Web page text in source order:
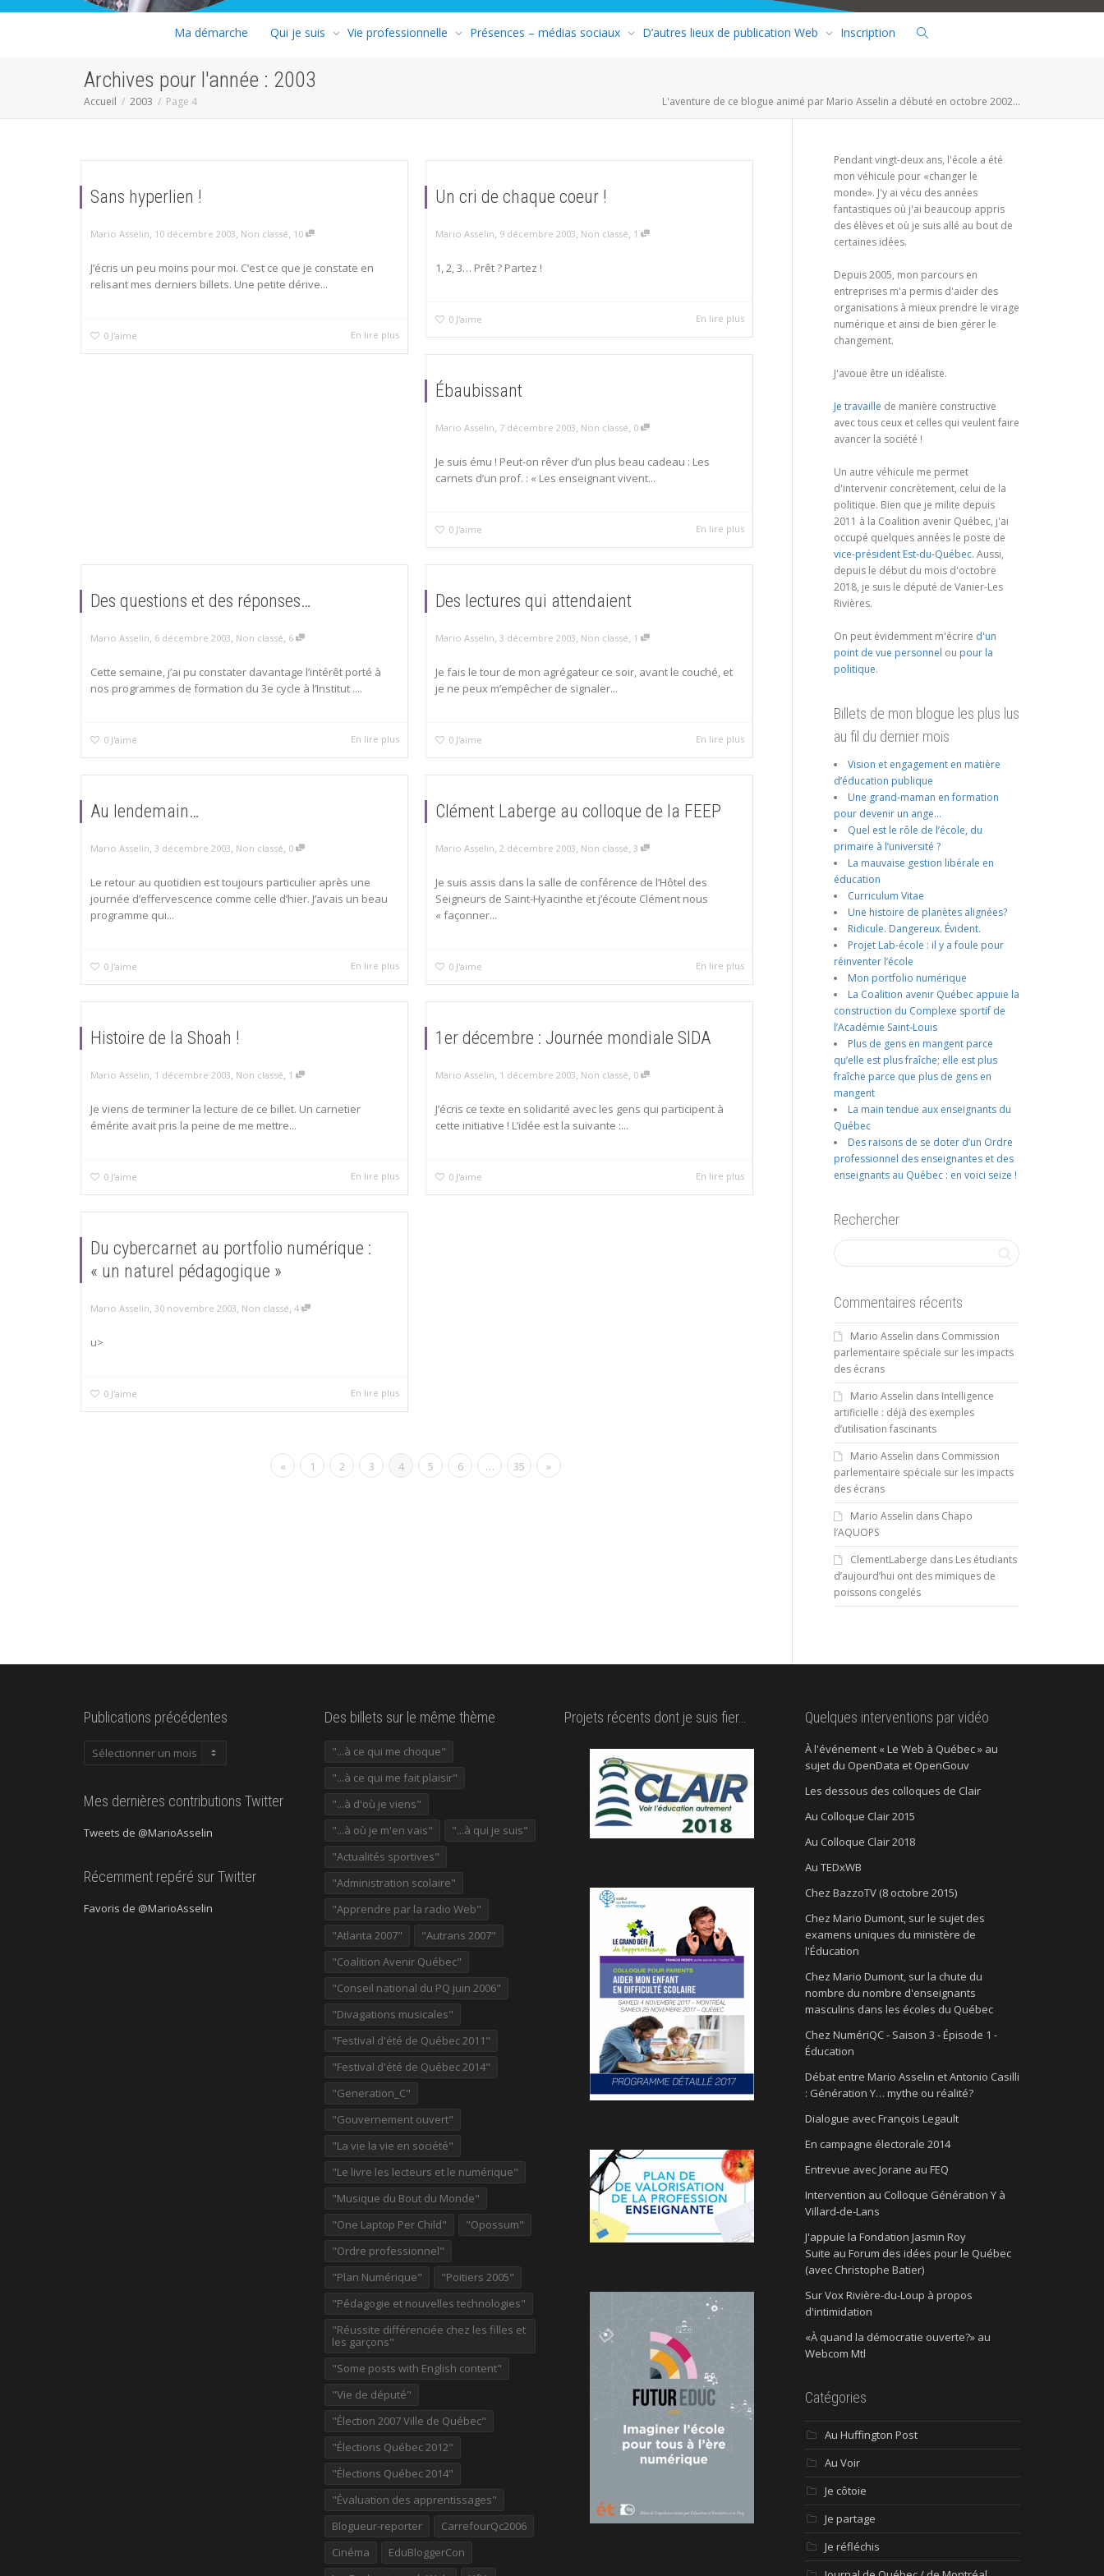
Ma démarche Qui je suis Vie professionnelle Présences – médias sociaux D’autres lieux de publication Web Inscription
Archives pour l'année : 2003
Accueil 2003 Page 4 L'aventure de ce blogue animé par Mario Asselin a débuté en octobre 2002...
Sans hyperlien !
Mario Asselin, 10 décembre 2003, Non classé, 10
J’écris un peu moins pour moi. C’est ce que je constate en
relisant mes derniers billets. Une petite dérive...
0 J'aime En lire plus
Un cri de chaque coeur !
Mario Asselin, 9 décembre 2003, Non classé, 1
1, 2, 3… Prêt ? Partez !
0 J'aime En lire plus
Ébaubissant
Mario Asselin, 7 décembre 2003, Non classé, 0
Je suis ému ! Peut-on rêver d’un plus beau cadeau : Les
carnets d’un prof. : « Les enseignant vivent...
0 J'aime En lire plus
Des questions et des réponses…
Mario Asselin, 6 décembre 2003, Non classé, 6
Cette semaine, j’ai pu constater davantage l’intérêt porté à
nos programmes de formation du 3e cycle à l’Institut ....
0 J'aime En lire plus
Des lectures qui attendaient
Mario Asselin, 3 décembre 2003, Non classé, 1
Je fais le tour de mon agrégateur ce soir, avant le couché, et
je ne peux m’empêcher de signaler...
0 J'aime En lire plus
Au lendemain…
Mario Asselin, 3 décembre 2003, Non classé, 0
Le retour au quotidien est toujours particulier après une
journée d’effervescence comme celle d’hier. J’avais un beau
programme qui...
0 J'aime En lire plus
Clément Laberge au colloque de la FEEP
Mario Asselin, 2 décembre 2003, Non classé, 3
Je suis assis dans la salle de conférence de l’Hôtel des
Seigneurs de Saint-Hyacinthe et j’écoute Clément nous
« façonner...
0 J'aime En lire plus
Histoire de la Shoah !
Mario Asselin, 1 décembre 2003, Non classé, 1
Je viens de terminer la lecture de ce billet. Un carnetier
émérite avait pris la peine de me mettre...
0 J'aime En lire plus
1er décembre : Journée mondiale SIDA
Mario Asselin, 1 décembre 2003, Non classé, 0
J’écris ce texte en solidarité avec les gens qui participent à
cette initiative ! L’idée est la suivante :...
0 J'aime En lire plus
Du cybercarnet au portfolio numérique :
« un naturel pédagogique »
Mario Asselin, 30 novembre 2003, Non classé, 4
u>
0 J'aime En lire plus
« 1 2 3 4 5 6 … 35 »
Pendant vingt-deux ans, l'école a été
mon véhicule pour «changer le
monde». J'y ai vécu des années
fantastiques où j'ai beaucoup appris
des élèves et où je suis allé au bout de
certaines idées.
Depuis 2005, mon parcours en
entreprises m'a permis d'aider des
organisations à mieux prendre le virage
numérique et ainsi de bien gérer le
changement.
J'avoue être un idéaliste.
Je travaille de manière constructive
avec tous ceux et celles qui veulent faire
avancer la société !
Un autre véhicule me permet
d'intervenir concrètement, celui de la
politique. Bien que je milite depuis
2011 à la Coalition avenir Québec, j'ai
occupé quelques années le poste de
vice-président Est-du-Québec. Aussi,
depuis le début du mois d'octobre
2018, je suis le député de Vanier-Les
Rivières.
On peut évidemment m'écrire d'un
point de vue personnel ou pour la
politique.
Billets de mon blogue les plus lus
au fil du dernier mois
Vision et engagement en matière
d’éducation publique
Une grand-maman en formation
pour devenir un ange…
Quel est le rôle de l’école, du
primaire à l’université ?
La mauvaise gestion libérale en
éducation
Curriculum Vitae
Une histoire de planètes alignées?
Ridicule. Dangereux. Évident.
Projet Lab-école : il y a foule pour
réinventer l’école
Mon portfolio numérique
La Coalition avenir Québec appuie la
construction du Complexe sportif de
l’Académie Saint-Louis
Plus de gens en mangent parce
qu’elle est plus fraîche; elle est plus
fraîche parce que plus de gens en
mangent
La main tendue aux enseignants du
Québec
Des raisons de se doter d’un Ordre
professionnel des enseignantes et des
enseignants au Québec : en voici seize !
Rechercher
Commentaires récents
Mario Asselin dans Commission
parlementaire spéciale sur les impacts
des écrans
Mario Asselin dans Intelligence
artificielle : déjà des exemples
d’utilisation fascinants
Mario Asselin dans Commission
parlementaire spéciale sur les impacts
des écrans
Mario Asselin dans Chapo
l’AQUOPS
ClementLaberge dans Les étudiants
d’aujourd’hui ont des mimiques de
poissons congelés
Publications précédentes
Publications
Mes dernières contributions Twitter
Tweets de @MarioAsselin
Récemment repéré sur Twitter
Favoris de @MarioAsselin
Des billets sur le même thème
"...à ce qui me choque"
"...à ce qui me fait plaisir"
"...à d'où je viens"
"...à où je m'en vais"
"...à qui je suis"
"Actualités sportives"
"Administration scolaire"
"Apprendre par la radio Web"
"Atlanta 2007"
"Autrans 2007"
"Coalition Avenir Québec"
"Conseil national du PQ juin 2006"
"Divagations musicales"
"Festival d'été de Québec 2011"
"Festival d'été de Québec 2014"
"Generation_C"
"Gouvernement ouvert"
"La vie la vie en société"
"Le livre les lecteurs et le numérique"
"Musique du Bout du Monde"
"One Laptop Per Child"
"Opossum"
"Ordre professionnel"
"Plan Numérique"
"Poitiers 2005"
"Pédagogie et nouvelles technologies"
"Réussite différenciée chez les filles et
les garçons"
"Some posts with English content"
"Vie de député"
"Élection 2007 Ville de Québec"
"Élections Québec 2012"
"Élections Québec 2014"
"Évaluation des apprentissages"
Blogueur-reporter
CarrefourQc2006
Cinéma
EduBloggerCon
Projets récents dont je suis fier… Quelques interventions par vidéo
À l'événement « Le Web à Québec » au
sujet du OpenData et OpenGouv
Les dessous des colloques de Clair
Au Colloque Clair 2015
Au Colloque Clair 2018
Au TEDxWB
Chez BazzoTV (8 octobre 2015)
Chez Mario Dumont, sur le sujet des
examens uniques du ministère de
l'Éducation
Chez Mario Dumont, sur la chute du
nombre du nombre d'enseignants
masculins dans les écoles du Québec
Chez NumériQC - Saison 3 - Épisode 1 -
Éducation
Débat entre Mario Asselin et Antonio Casilli
: Génération Y… mythe ou réalité?
Dialogue avec François Legault
En campagne électorale 2014
Entrevue avec Jorane au FEQ
Intervention au Colloque Génération Y à
Villard-de-Lans
J'appuie la Fondation Jasmin Roy
Suite au Forum des idées pour le Québec
(avec Christophe Batier)
Sur Vox Rivière-du-Loup à propos
d'intimidation
«À quand la démocratie ouverte?» au
Webcom Mtl
Catégories
Au Huffington Post
Au Voir
Je côtoie
Je partage
Je réfléchis